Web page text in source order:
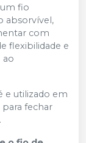
fio
absorvível,
com
flexibilidade e
ao
e utilizado em
fechar